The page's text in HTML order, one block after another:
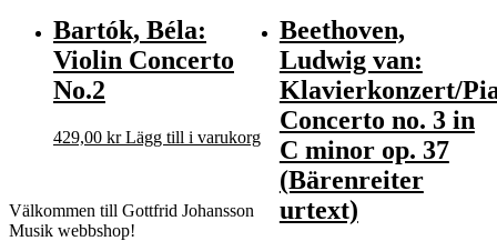
Bartók, Béla:
Violin Concerto
No.2
429,00 kr Lägg till i varukorg
Beethoven,
Ludwig van:
Klavierkonzert/
Concerto no. 3 in
C minor op. 37
(Bärenreiter
urtext)
Välkommen till Gottfrid Johansson
Musik webbshop!